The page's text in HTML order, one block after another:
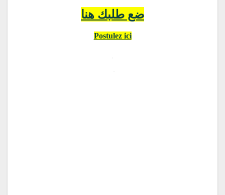
ضع طلبك هنا
Postulez ici